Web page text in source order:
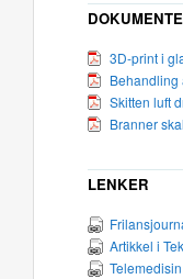
3D-print i
Behandling
Skitten luft
Branner
LENKER
Artikkel i